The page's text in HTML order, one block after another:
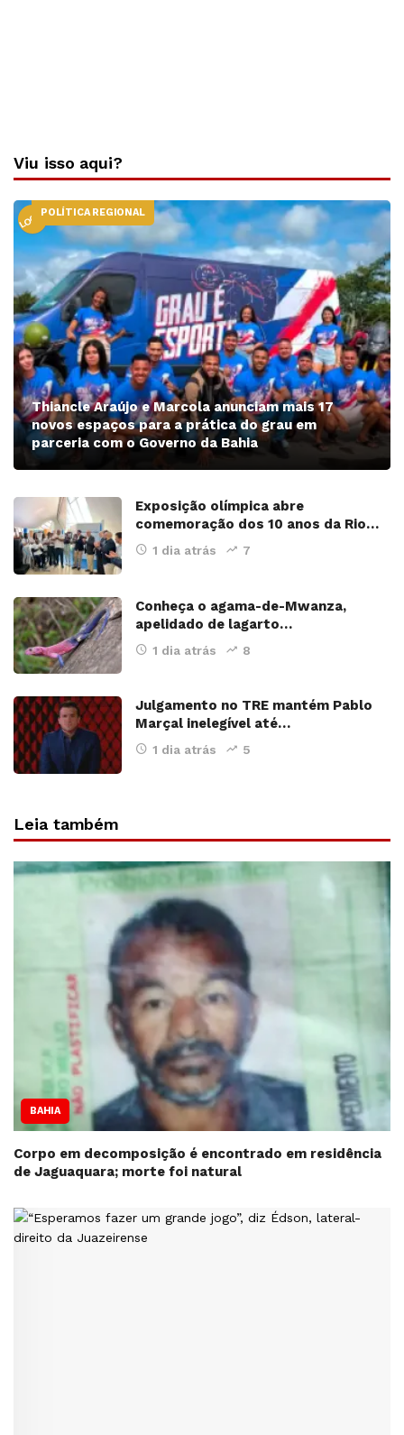
Viu isso aqui?
LOCALPOLÍTICA REGIONAL
Thiancle Araújo e Marcola anunciam mais 17
novos espaços para a prática do grau em
parceria com o Governo da Bahia
Exposição olímpica abre
comemoração dos 10 anos da Rio…
1 dia atrás 7
Conheça o agama-de-Mwanza,
apelidado de lagarto…
1 dia atrás 8
Julgamento no TRE mantém Pablo
Marçal inelegível até…
1 dia atrás 5
Leia também
BAHIA
Corpo em decomposição é encontrado em residência
de Jaguaquara; morte foi natural